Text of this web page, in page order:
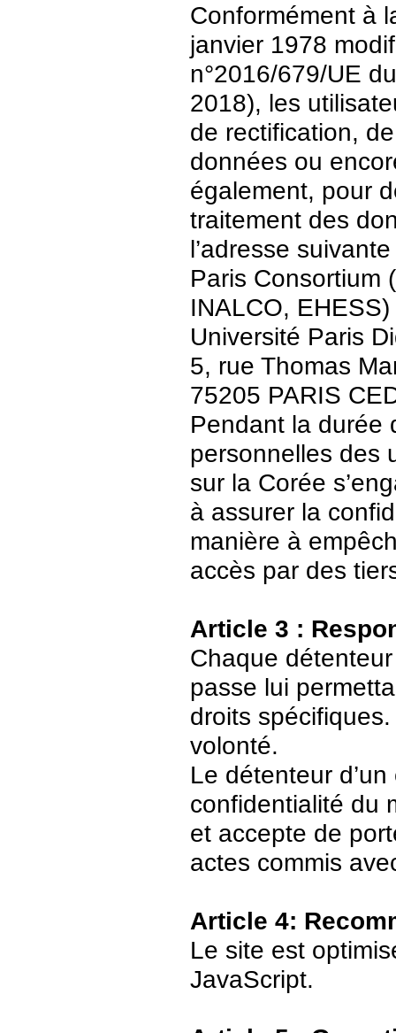
Conformément à
janvier 1978
n°2016/679/UE
2018), les
de rectification,
données ou
également, pour
traitement des
l’adresse
Paris Consortium
INALCO, EHESS)
Université Paris
5, rue Thomas
75205 PARIS
Pendant la durée
personnelles des
sur la Corée
à assurer la
manière à
accès par des
Article 3 :
Chaque
passe lui
droits
volonté.
Le détenteur
confidentialité du
et accepte de
actes commis
Article 4:
Le site est
JavaScript.